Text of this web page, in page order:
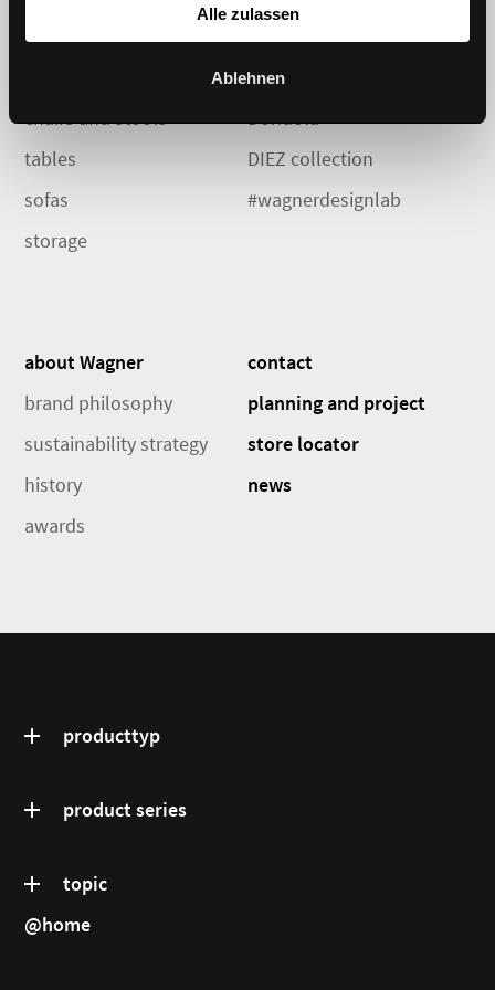
Alle zulassen
Ablehnen
chairs and stools
tables
sofas
storage
innovation
Dondola
DIEZ collection
#wagnerdesignlab
about Wagner
brand philosophy
sustainability strategy
history
awards
contact
planning and project
store locator
news
producttyp
product series
topic
@home